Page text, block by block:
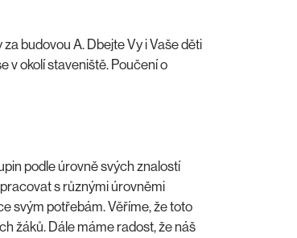
budovou A. Dbejte Vy i Vaše děti
v okolí staveniště. Poučení o
podle úrovně svých znalostí
s různými úrovněmi
svým potřebám. Věříme, že toto
žáků. Dále máme radost, že náš